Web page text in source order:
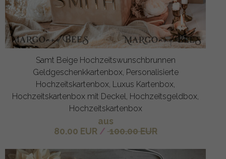
Samt Beige Hochzeitswunschbrunnen
Geldgeschenkkartenbox, Personalisierte
Hochzeitskartenbox, Luxus Kartenbox,
Hochzeitskartenbox mit Deckel, Hochzeitsgeldbox,
Hochzeitskartenbox
aus
80.00 EUR / 100.00 EUR